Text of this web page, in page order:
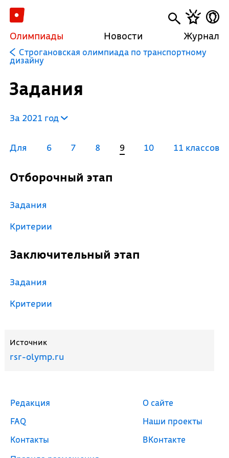
Олимпиады Новости Журнал
Строгановская олимпиада по транспортному
дизайну
Задания
За 2021 год
Для 6 7 8 9 10 11 классов
Отборочный этап
Задания
Критерии
Заключительный этап
Задания
Критерии
Источник
rsr-olymp.ru
Редакция
FAQ
Контакты
О сайте
Наши проекты
ВКонтакте